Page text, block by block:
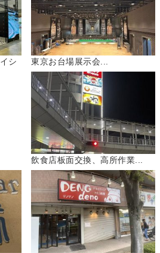
シ
東京お台場展示会...
飲食店板面交換、高所作業...